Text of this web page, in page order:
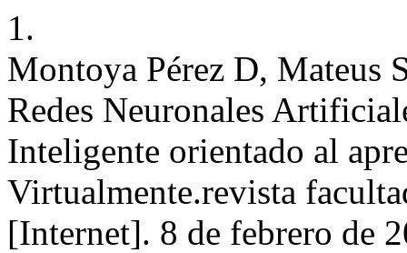
1.
Montoya Pérez D, Mateus
Redes Neuronales
Inteligente orientado al
Virtualmente.revista
[Internet]. 8 de febrero de